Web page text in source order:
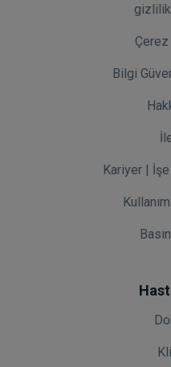
Çerez
Bilgi
Kariyer | İşe